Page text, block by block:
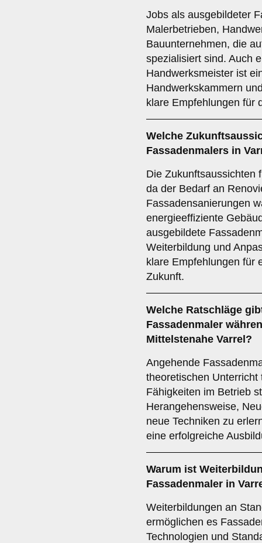
Jobs als ausgebildeter
Malerbetrieben,
Bauunternehmen, die
spezialisiert sind. Auch
Handwerksmeister ist
Handwerkskammern
klare Empfehlungen für
Welche
Fassadenmalers in
Die Zukunftsaussichten
da der Bedarf an
Fassadensanierungen
energieeffiziente
ausgebildete
Weiterbildung und
klare Empfehlungen für
Zukunft.
Welche Ratschläge
Fassadenmaler
Mittelstenahe Varrel?
Angehende
theoretischen
Fähigkeiten im Betrieb
Herangehensweise,
neue Techniken zu
eine erfolgreiche
Warum ist
Fassadenmaler in
Weiterbildungen an
ermöglichen es
Technologien und